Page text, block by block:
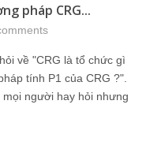
pháp CRG...
về "CRG là tổ chức gì
tính P1 của CRG ?".
người hay hỏi nhưng